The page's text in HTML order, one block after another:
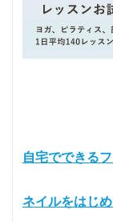
自宅でできる
ネイルをはじ